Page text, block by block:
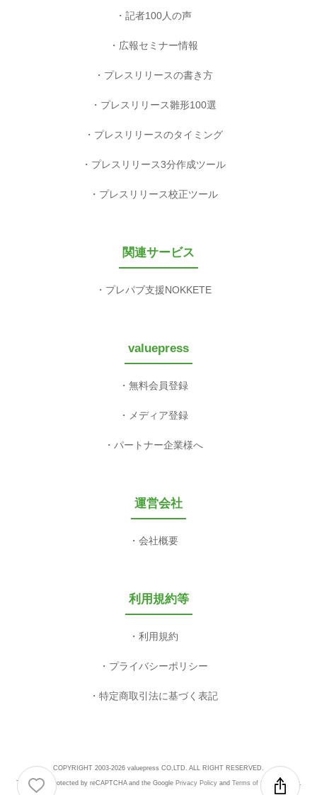
記者100人の声
広報セミナー情報
プレスリリースの書き方
プレスリリース雛形100選
プレスリリースのタイミング
プレスリリース3分作成ツール
プレスリリース校正ツール
関連サービス
プレパブ支援NOKKETE
valuepress
無料会員登録
メディア登録
パートナー企業様へ
運営会社
会社概要
利用規約等
利用規約
プライバシーポリシー
特定商取引法に基づく表記
COPYRIGHT 2003-2026 valuepress CO,LTD. ALL RIGHT RESERVED.
This site is protected by reCAPTCHA and the Google Privacy Policyand Terms of Serviceapply.